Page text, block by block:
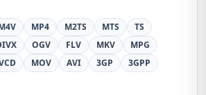
MP4 M2TS MTS
TS
OGV FLV MKV
MPG
MOV AVI 3GP
3GPP